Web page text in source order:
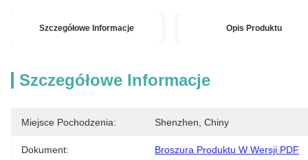
Szczegółowe Informacje Opis Produktu
Szczegółowe Informacje
Miejsce Pochodzenia: Shenzhen, Chiny
Dokument: Broszura Produktu W Wersji PDF